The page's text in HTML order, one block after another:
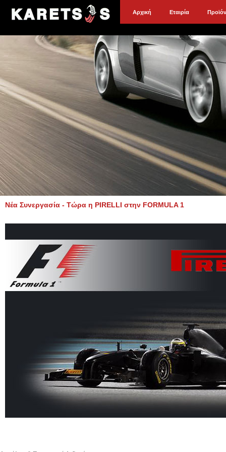
Αρχική Εταιρία
Νέα Συνεργασία - Τώρα η PIRELLI στην FORMULA 1